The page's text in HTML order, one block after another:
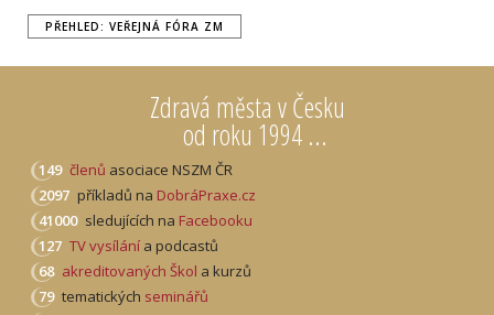
Zdravá města v Česku
od roku 1994 ...
149 členů asociace NSZM ČR
2097 příkladů na DobráPraxe.cz
41000 sledujících na Facebooku
127 TV vysílání a podcastů
68 akreditovaných Škol a kurzů
79 tematických seminářů
PŘEHLED: VEŘEJNÁ FÓRA ZM